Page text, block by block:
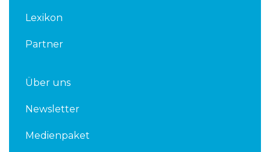
Lexikon
Partner
Über uns
Newsletter
Medienpaket